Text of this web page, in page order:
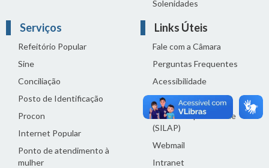
Solenidades
Serviços
Refeitório Popular
Sine
Conciliação
Posto de Identificação
Procon
Internet Popular
Ponto de atendimento à
mulher
Links Úteis
Fale com a Câmara
Perguntas Frequentes
Acessibilidade
Termos de uso
Política de privacidade
(SILAP)
Webmail
Intranet